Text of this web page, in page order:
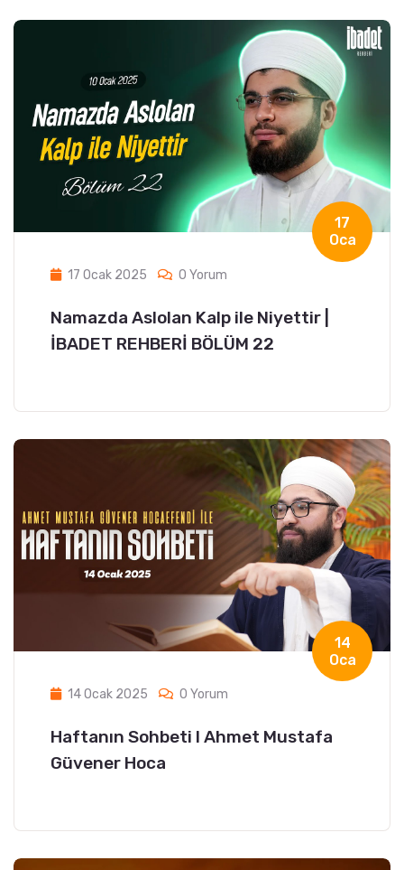
17
Oca
17 Ocak 2025 0 Yorum
Namazda Aslolan Kalp ile Niyettir |
İBADET REHBERİ BÖLÜM 22
14
Oca
14 Ocak 2025 0 Yorum
Haftanın Sohbeti l Ahmet Mustafa
Güvener Hoca